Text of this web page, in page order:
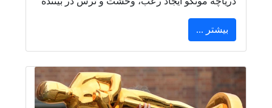
بیشتر ...